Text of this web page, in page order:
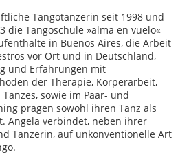
Tangotänzerin seit 1998 und
die Tangoschule »alma en vuelo«
in Buenos Aires, die Arbeit
vor Ort und in Deutschland,
und Erfahrungen mit
der Therapie, Körperarbeit,
sowie im Paar- und
prägen sowohl ihren Tanz als
Angela verbindet, neben ihrer
Tänzerin, auf unkonventionelle Art